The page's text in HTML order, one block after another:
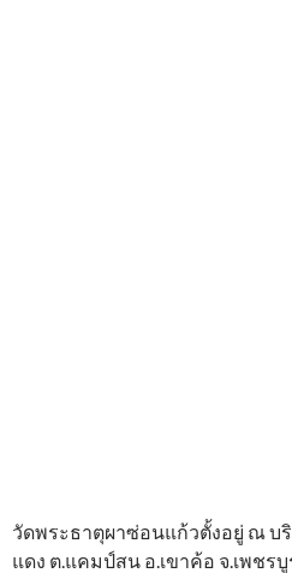
วัดพระธาตุผาซ่อนแก้วตั้งอยู่ ณ บ
แดง ต.แคมป์สน อ.เขาค้อ จ.เพชร